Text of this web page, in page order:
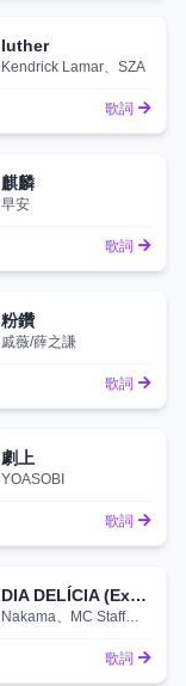
luther
Kendrick Lamar、SZA
歌詞
麒麟
早安
歌詞
粉鑽
戚薇/薛之謙
歌詞
劇上
YOASOBI
歌詞
DIA DELÍCIA (Explicit)
Nakama、MC Staff、ΣP
歌詞